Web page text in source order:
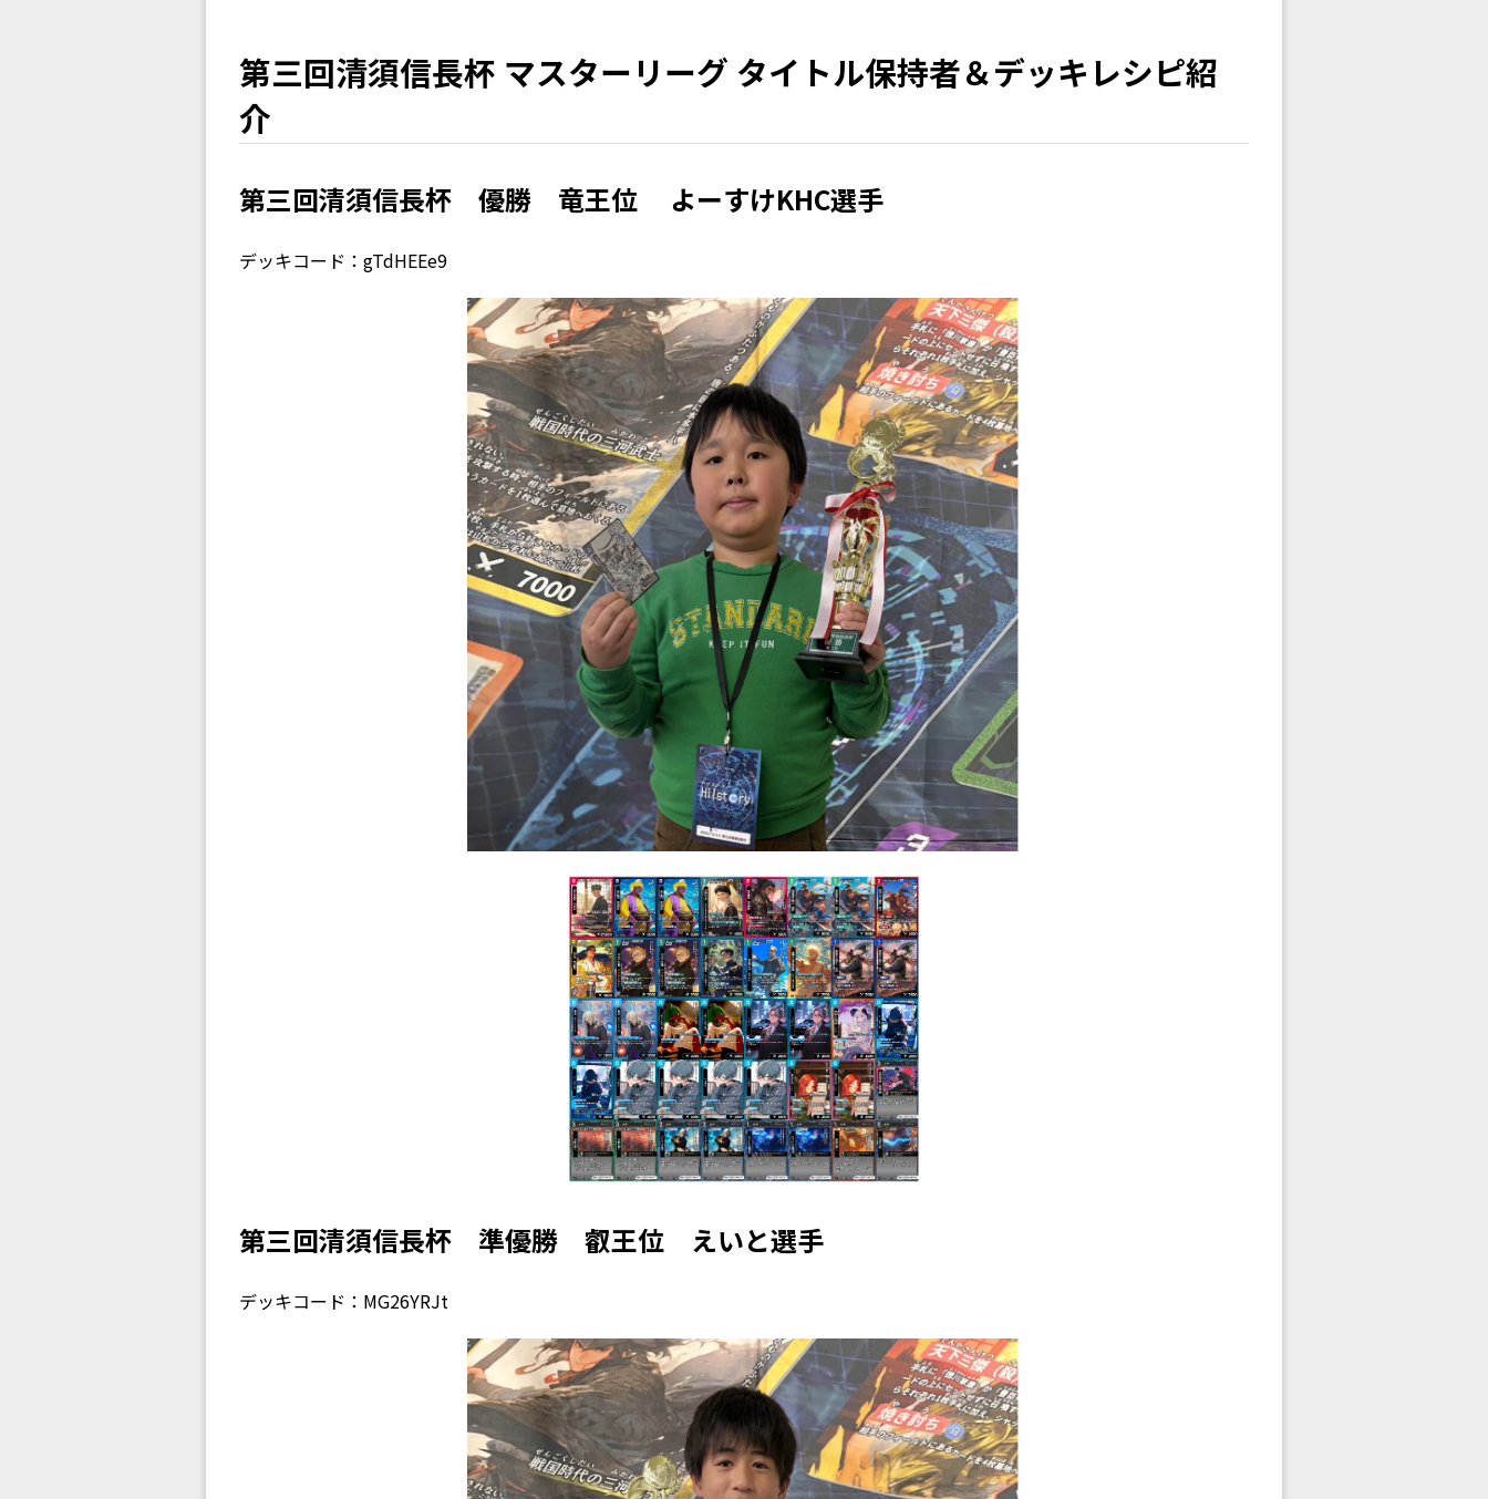
第三回清須信長杯 マスターリーグ タイトル保持者＆デッキレシピ紹
介
第三回清須信長杯 優勝 竜王位 よーすけKHC選手
デッキコード：gTdHEEe9
第三回清須信長杯 準優勝 叡王位 えいと選手
デッキコード：MG26YRJt